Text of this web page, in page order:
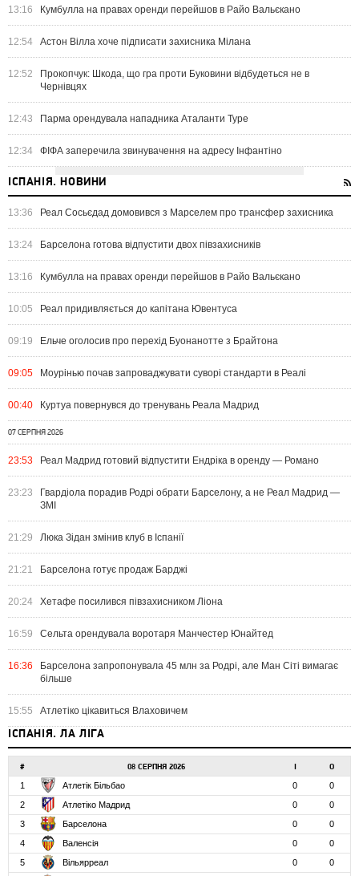
13:16 Кумбулла на правах оренди перейшов в Райо Вальєкано
12:54 Астон Вілла хоче підписати захисника Мілана
12:52
Прокопчук: Шкода, що гра проти Буковини відбудеться не в
Чернівцях
12:43 Парма орендувала нападника Аталанти Туре
12:34 ФІФА заперечила звинувачення на адресу Інфантіно
ІСПАНІЯ. НОВИНИ
13:36 Реал Сосьєдад домовився з Марселем про трансфер захисника
13:24 Барселона готова відпустити двох півзахисників
13:16 Кумбулла на правах оренди перейшов в Райо Вальєкано
10:05 Реал придивляється до капітана Ювентуса
09:19 Ельче оголосив про перехід Буонанотте з Брайтона
09:05 Моурінью почав запроваджувати суворі стандарти в Реалі
00:40 Куртуа повернувся до тренувань Реала Мадрид
07 СЕРПНЯ 2026
23:53 Реал Мадрид готовий відпустити Ендріка в оренду — Романо
23:23
Гвардіола порадив Родрі обрати Барселону, а не Реал Мадрид —
ЗМІ
21:29 Люка Зідан змінив клуб в Іспанії
21:21 Барселона готує продаж Барджі
20:24 Хетафе посилився півзахисником Ліона
16:59 Сельта орендувала воротаря Манчестер Юнайтед
16:36
Барселона запропонувала 45 млн за Родрі, але Ман Сіті вимагає
більше
15:55 Атлетіко цікавиться Влаховичем
ІСПАНІЯ. ЛА ЛІГА
# 08 СЕРПНЯ 2026 О
1 Атлетік Більбао 0
0
2
Атлетіко Мадрид 0
0
3
Барселона 0
0
4
Валенсія 0
0
5
Вільярреал 0
0